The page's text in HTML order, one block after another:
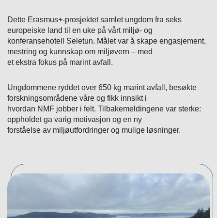
Dette Erasmus+-prosjektet samlet ungdom fra seks
europeiske land til en uke på vårt miljø- og
konferansehotell Seletun. Målet var å skape engasjement,
mestring og kunnskap om miljøvern – med
et ekstra fokus på marint avfall.
Ungdommene ryddet over 650 kg marint avfall, besøkte
forskningsområdene våre og fikk innsikt i
hvordan NMF jobber i felt. Tilbakemeldingene var sterke:
oppholdet ga varig motivasjon og en ny
forståelse av miljøutfordringer og mulige løsninger.